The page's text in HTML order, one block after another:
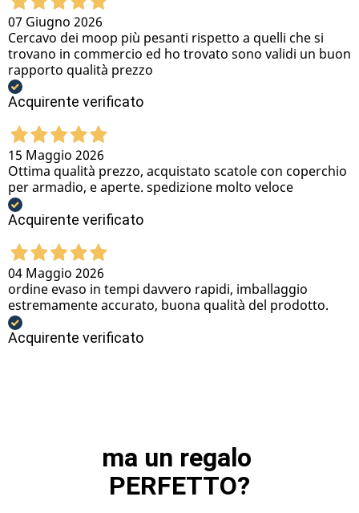
07 Giugno 2026
Cercavo dei moop più pesanti rispetto a quelli che si
trovano in commercio ed ho trovato sono validi un buon
rapporto qualità prezzo
Acquirente verificato
15 Maggio 2026
Ottima qualità prezzo, acquistato scatole con coperchio
per armadio, e aperte. spedizione molto veloce
Acquirente verificato
04 Maggio 2026
ordine evaso in tempi davvero rapidi, imballaggio
estremamente accurato, buona qualità del prodotto.
Acquirente verificato
ma un regalo
PERFETTO?